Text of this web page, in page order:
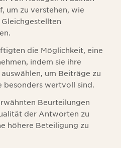
um zu verstehen, wie
die Möglichkeit, eine
indem sie ihre
um Beiträge zu
besonders wertvoll sind.
Beurteilungen
der Antworten zu
höhere Beteiligung zu